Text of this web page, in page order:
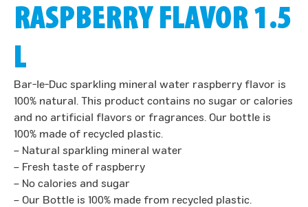
RASPBERRY FLAVOR 1.5
L
Bar-le-Duc sparkling mineral water raspberry flavor is
100% natural. This product contains no sugar or calories
and no artificial flavors or fragrances. Our bottle is
100% made of recycled plastic.
– Natural sparkling mineral water
– Fresh taste of raspberry
– No calories and sugar
– Our Bottle is 100% made from recycled plastic.